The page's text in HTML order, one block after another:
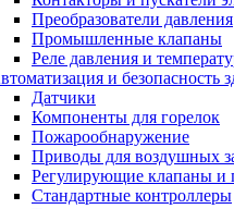
Преобразователи давления
Промышленные клапаны
Реле давления и
и безопасность
Датчики
Компоненты для горелок
Пожарообнаружение
Приводы для воздушных
Регулирующие клапаны и
Стандартные контроллеры